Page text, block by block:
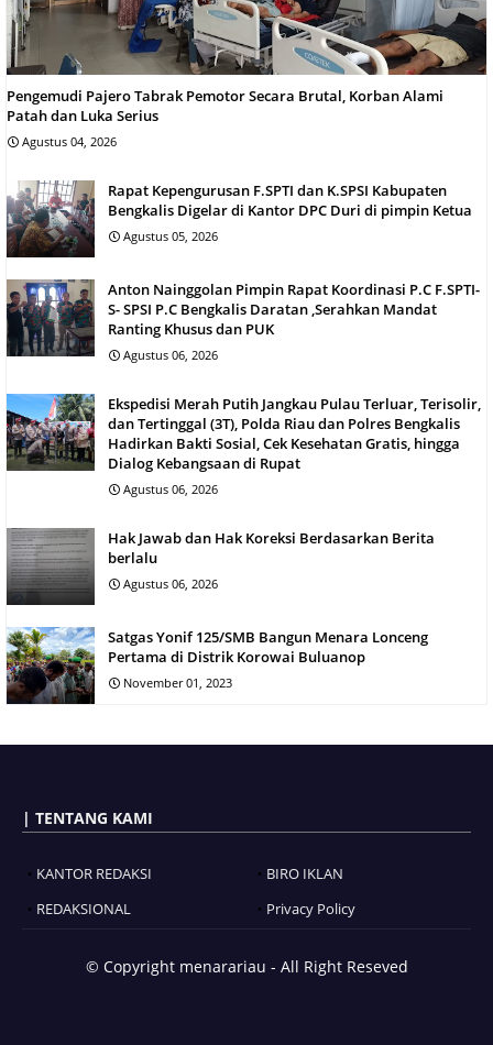
Pengemudi Pajero Tabrak Pemotor Secara Brutal, Korban Alami
Patah dan Luka Serius
Agustus 04, 2026
Rapat Kepengurusan F.SPTI dan K.SPSI Kabupaten
Bengkalis Digelar di Kantor DPC Duri di pimpin Ketua
Agustus 05, 2026
Anton Nainggolan Pimpin Rapat Koordinasi P.C F.SPTI-
S- SPSI P.C Bengkalis Daratan ,Serahkan Mandat
Ranting Khusus dan PUK
Agustus 06, 2026
Ekspedisi Merah Putih Jangkau Pulau Terluar, Terisolir,
dan Tertinggal (3T), Polda Riau dan Polres Bengkalis
Hadirkan Bakti Sosial, Cek Kesehatan Gratis, hingga
Dialog Kebangsaan di Rupat
Agustus 06, 2026
Hak Jawab dan Hak Koreksi Berdasarkan Berita
berlalu
Agustus 06, 2026
Satgas Yonif 125/SMB Bangun Menara Lonceng
Pertama di Distrik Korowai Buluanop
November 01, 2023
| TENTANG KAMI
KANTOR REDAKSI
BIRO IKLAN
REDAKSIONAL
Privacy Policy
© Copyright menarariau - All Right Reseved